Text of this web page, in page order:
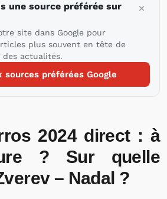
une source préférée sur
site dans Google pour
plus souvent en tête de
actualités.
sources préférées Google
2024 direct : à
? Sur quelle
– Nadal ?